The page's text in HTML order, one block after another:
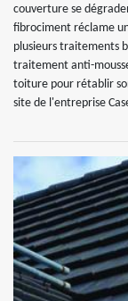
couverture se
fibrociment réclame
plusieurs traitements
traitement anti-
toiture pour rétablir
site de l'entreprise